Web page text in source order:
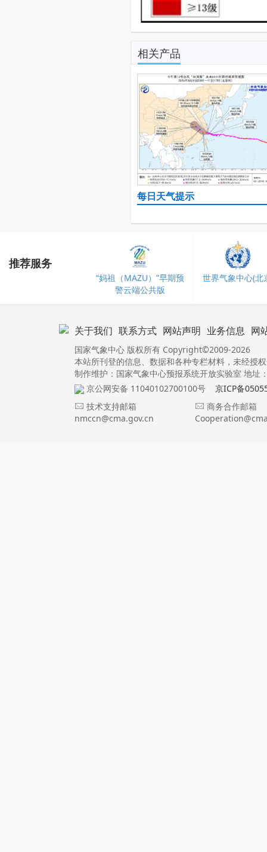
相关产品
每日天气提示
推荐服务
“妈祖（MAZU）”早期预
警云端公共版
世界气象中心(北
关于我们 联系方式 网站声明 业务信息 网
国家气象中心 版权所有 Copyright©2009-2026
本站所刊登的信息、数据和各种专栏材料，未经授
制作维护：国家气象中心预报系统开放实验室 地址
京公网安备 11040102700100号
京ICP备
技术支持邮箱
nmccn@cma.gov.cn
商务合作邮箱